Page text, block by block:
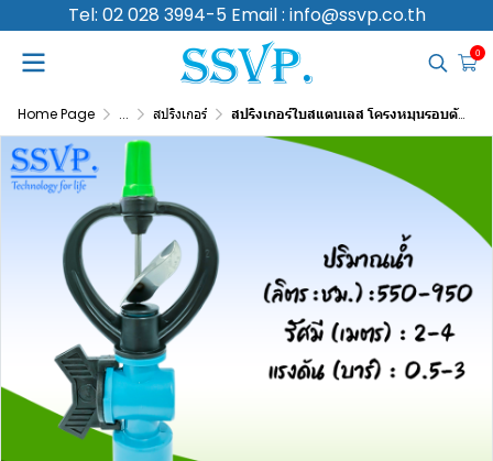
Tel: 02 028 3994-5 Email : info@ssvp.co.th
0
Home Page ... สปริงเกอร์ สปริงเกอร์ใบสแตนเลส โครงหมุนรอบตัว พร้อมวาล์ว PVC ขนาด 3/4 นิ้ว บรรจุ 5 ตัว